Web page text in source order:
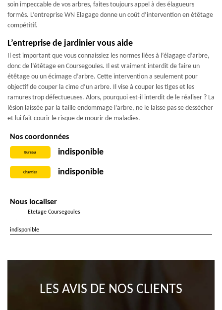
soin impeccable de vos arbres, faites toujours appel à des élagueurs
formés. L’entreprise WN Elagage donne un coût d’intervention en étêtage
compétitif.
L’entreprise de jardinier vous aide
Il est important que vous connaissiez les normes liées à l’élagage d’arbre,
donc de l’étêtage en Coursegoules. Il est vraiment interdit de faire un
étêtage ou un écimage d’arbre. Cette intervention a seulement pour
objectif de couper la cime d’un arbre. Il vise à couper les tiges et les
ramures trop défectueuses. Alors, pourquoi est-il interdit de le réaliser ? La
lésion laissée par la taille endommage l’arbre, ne le laisse pas se dessécher
et lui fait courir le risque de mourir de maladies.
Nos coordonnées
Bureau indisponible
Chantier indisponible
Nous localiser
Etetage Coursegoules
indisponible
LES AVIS DE NOS CLIENTS